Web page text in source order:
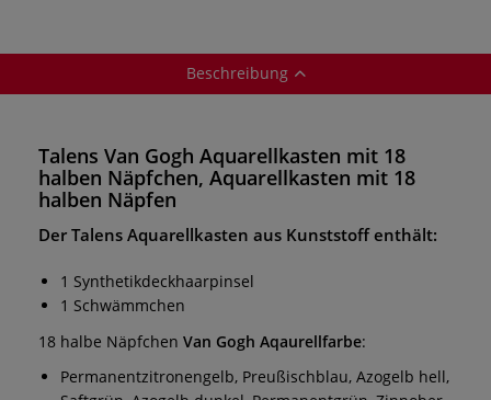
Beschreibung
Talens Van Gogh Aquarellkasten mit 18
halben Näpfchen, Aquarellkasten mit 18
halben Näpfen
Der Talens Aquarellkasten aus Kunststoff enthält:
1 Synthetikdeckhaarpinsel
1 Schwämmchen
18 halbe Näpfchen Van Gogh Aqaurellfarbe:
Permanentzitronengelb, Preußischblau, Azogelb hell,